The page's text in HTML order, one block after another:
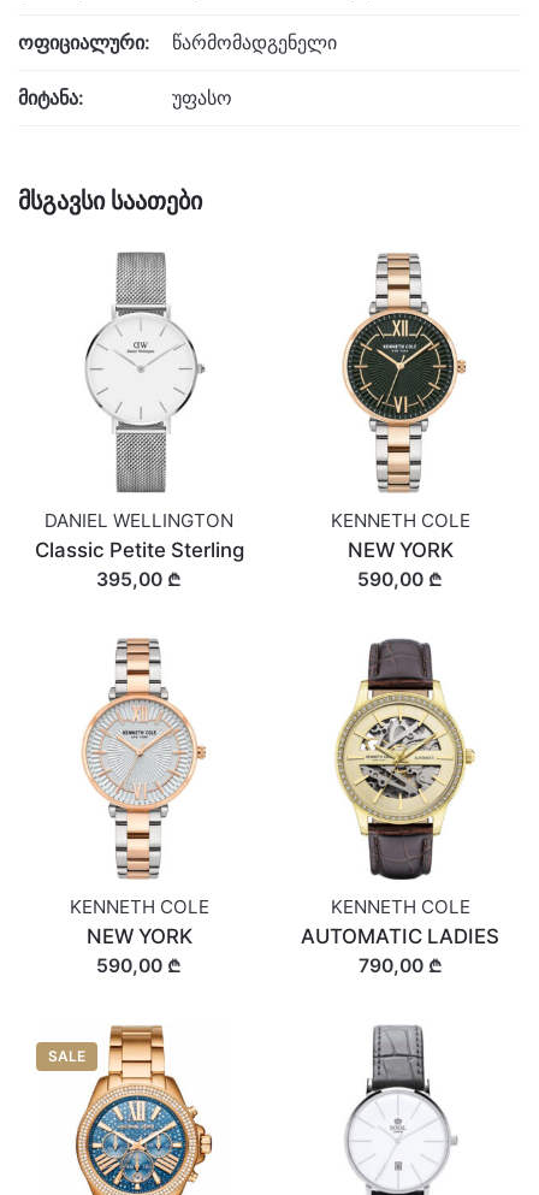
ოფიციალური: წარმომადგენელი
მიტანა: უფასო
მსგავსი საათები
DANIEL WELLINGTON
Classic Petite Sterling
395,00 ₾
KENNETH COLE
NEW YORK
590,00 ₾
KENNETH COLE
NEW YORK
590,00 ₾
KENNETH COLE
AUTOMATIC LADIES
790,00 ₾
SALE